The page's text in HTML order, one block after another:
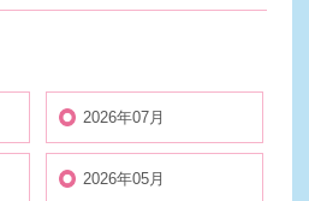
2026年07月
2026年05月